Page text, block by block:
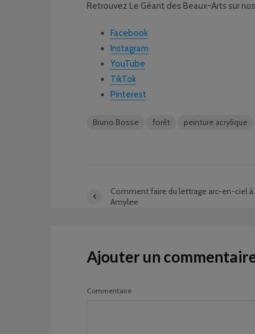
Retrouvez Le Géant des Beaux-Arts sur
Facebook
Instagram
YouTube
TikTok
Pinterest
Bruno Bosse forêt peinture acrylique
Comment faire du lettrage arc-en-ciel à
Amylee
Ajouter un
Commentaire